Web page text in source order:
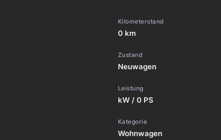
Kilometerstand
0 km
Zustand
Neuwagen
Leistung
kW / 0 PS
Kategorie
Wohnwagen